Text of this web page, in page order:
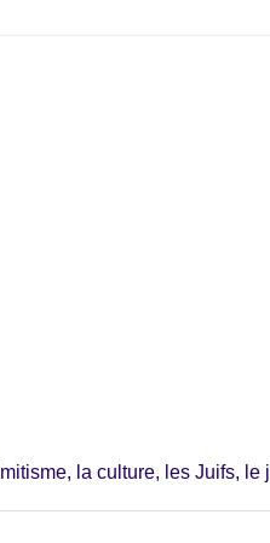
la culture, les Juifs,